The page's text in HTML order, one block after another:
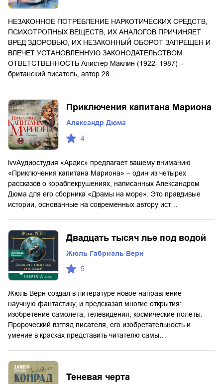
НЕЗАКОННОЕ ПОТРЕБЛЕНИЕ НАРКОТИЧЕСКИХ СРЕДСТВ,
ПСИХОТРОПНЫХ ВЕЩЕСТВ, ИХ АНАЛОГОВ ПРИЧИНЯЕТ
ВРЕД ЗДОРОВЬЮ, ИХ НЕЗАКОННЫЙ ОБОРОТ ЗАПРЕЩЕН И
ВЛЕЧЕТ УСТАНОВЛЕННУЮ ЗАКОНОДАТЕЛЬСТВОМ
ОТВЕТСТВЕННОСТЬ Алистер Маклин (1922–1987) –
британский писатель, автор 28…
Приключения капитана Мариона
Александр Дюма
4
іvvАудиостудия «Ардис» предлагает вашему вниманию
«Приключения капитана Мариона» – один из четырех
рассказов о кораблекрушениях, написанных Александром
Дюма для его сборника «Драмы на море». Это правдивые
истории, основанные на современных автору ист…
Двадцать тысяч лье под водой
Жюль Габриэль Верн
5
Жюль Верн создал в литературе новое направление –
научную фантастику, и предсказал многие открытия:
изобретение самолета, телевидения, космические полеты.
Пророческий взгляд писателя, его изобретательность и
умение в красках представить читателю самы…
Теневая черта